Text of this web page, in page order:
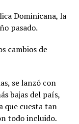
Dominicana, la
pasado.
cambios de
se lanzó con
bajas del país,
que cuesta tan
todo incluido.